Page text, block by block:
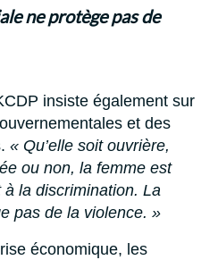
ne protège pas de
insiste également sur
et des
« Qu’elle soit ouvrière,
ou non, la femme est
la discrimination. La
pas de la violence. »
économique, les